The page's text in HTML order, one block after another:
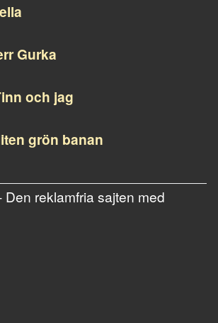
Gurka
och jag
grön banan
Den reklamfria sajten med